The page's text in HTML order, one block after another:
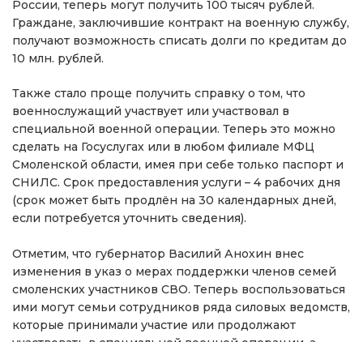
России, теперь могут получить 100 тысяч рублей.
Граждане, заключившие контракт на военную службу,
получают возможность списать долги по кредитам до
10 млн. рублей.
Также стало проще получить справку о том, что
военнослужащий участвует или участвовал в
специальной военной операции. Теперь это можно
сделать на Госуслугах или в любом филиале МФЦ
Смоленской области, имея при себе только паспорт и
СНИЛС. Срок предоставления услуги – 4 рабочих дня
(срок может быть продлён на 30 календарных дней,
если потребуется уточнить сведения).
Отметим, что губернатор Василий Анохин внес
изменения в указ о мерах поддержки членов семей
смоленских участников СВО. Теперь воспользоваться
ими могут семьи сотрудников ряда силовых ведомств,
которые принимали участие или продолжают